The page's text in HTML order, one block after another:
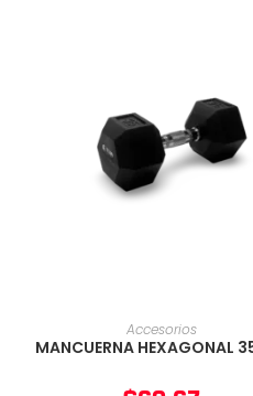
AÑADIR AL CARRITO
Accesorios
MANCUERNA HEXAGONAL